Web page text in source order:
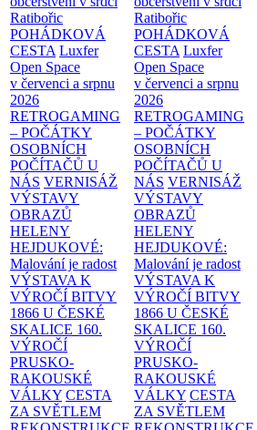
Ratibořic
POHÁDKOVÁ
CESTA Luxfer
Open Space
v červenci a srpnu
2026
RETROGAMING
– POČÁTKY
OSOBNÍCH
POČÍTAČŮ U
NÁS VERNISÁŽ
VÝSTAVY
OBRAZŮ
HELENY
HEJDUKOVÉ:
Malování je radost
VÝSTAVA K
VÝROČÍ BITVY
1866 U ČESKÉ
SKALICE 160.
VÝROČÍ
PRUSKO-
RAKOUSKÉ
VÁLKY CESTA
ZA SVĚTLEM
Ratibořic
POHÁDKOVÁ
CESTA Luxfer
Open Space
v červenci a srpnu
2026
RETROGAMING
– POČÁTKY
OSOBNÍCH
POČÍTAČŮ U
NÁS VERNISÁŽ
VÝSTAVY
OBRAZŮ
HELENY
HEJDUKOVÉ:
Malování je radost
VÝSTAVA K
VÝROČÍ BITVY
1866 U ČESKÉ
SKALICE 160.
VÝROČÍ
PRUSKO-
RAKOUSKÉ
VÁLKY CESTA
ZA SVĚTLEM